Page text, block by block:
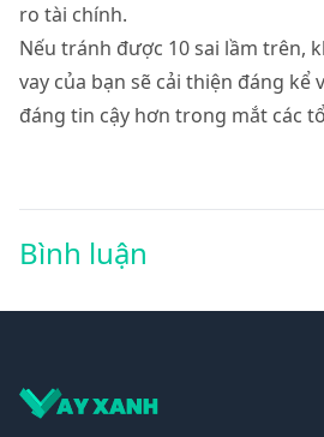
ro tài chính.
Nếu tránh được 10 sai lầm trên,
vay của bạn sẽ cải thiện đáng kể
đáng tin cậy hơn trong mắt các
Bình luận